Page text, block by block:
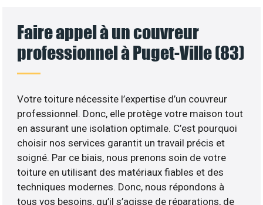
Faire appel à un couvreur
professionnel à Puget-Ville (83)
Votre toiture nécessite l’expertise d’un couvreur
professionnel. Donc, elle protège votre maison tout
en assurant une isolation optimale. C’est pourquoi
choisir nos services garantit un travail précis et
soigné. Par ce biais, nous prenons soin de votre
toiture en utilisant des matériaux fiables et des
techniques modernes. Donc, nous répondons à
tous vos besoins, qu’il s’agisse de réparations, de